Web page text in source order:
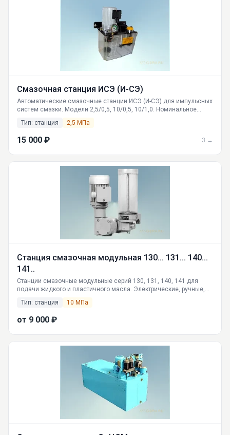
Смазочная станция ИСЭ (И-СЭ)
Автоматические смазочные станции ИСЭ (И-СЭ) для импульсных
систем смазки. Модели 2,5/0,5, 10/0,5, 10/1,0. Номинальное
по России из Екатеринбурга.
Тип: станция 2,5 МПа
15 000 ₽ 3 →
Станция смазочная модульная 130... 131... 140...
141..
Станции смазочные модульные серий 130, 131, 140, 141 для
подачи жидкого и пластичного масла. Электрические, ручные,
поставка по РФ от производителя ГИДРАВЛИКА. Доставка в
Тип: станция 10 МПа
от 9 000 ₽